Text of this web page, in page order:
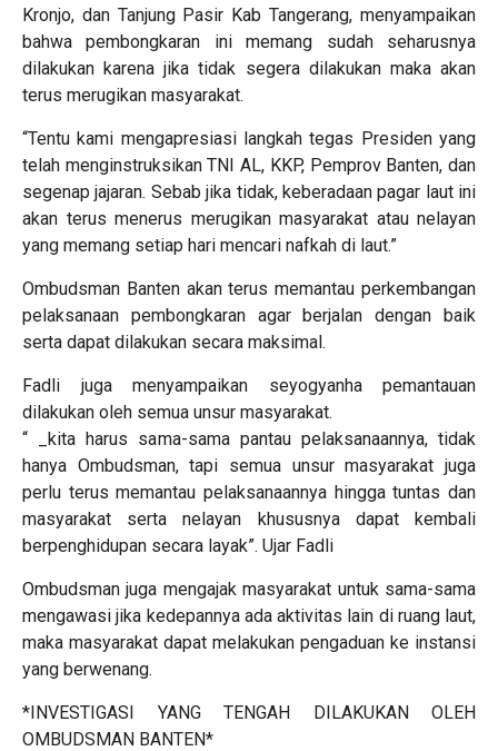
Kronjo, dan Tanjung Pasir Kab Tangerang, menyampaikan
bahwa pembongkaran ini memang sudah seharusnya
dilakukan karena jika tidak segera dilakukan maka akan
terus merugikan masyarakat.
“Tentu kami mengapresiasi langkah tegas Presiden yang
telah menginstruksikan TNI AL, KKP, Pemprov Banten, dan
segenap jajaran. Sebab jika tidak, keberadaan pagar laut ini
akan terus menerus merugikan masyarakat atau nelayan
yang memang setiap hari mencari nafkah di laut.”
Ombudsman Banten akan terus memantau perkembangan
pelaksanaan pembongkaran agar berjalan dengan baik
serta dapat dilakukan secara maksimal.
Fadli juga menyampaikan seyogyanha pemantauan
dilakukan oleh semua unsur masyarakat.
“ _kita harus sama-sama pantau pelaksanaannya, tidak
hanya Ombudsman, tapi semua unsur masyarakat juga
perlu terus memantau pelaksanaannya hingga tuntas dan
masyarakat serta nelayan khususnya dapat kembali
berpenghidupan secara layak”. Ujar Fadli
Ombudsman juga mengajak masyarakat untuk sama-sama
mengawasi jika kedepannya ada aktivitas lain di ruang laut,
maka masyarakat dapat melakukan pengaduan ke instansi
yang berwenang.
*INVESTIGASI YANG TENGAH DILAKUKAN OLEH
OMBUDSMAN BANTEN*